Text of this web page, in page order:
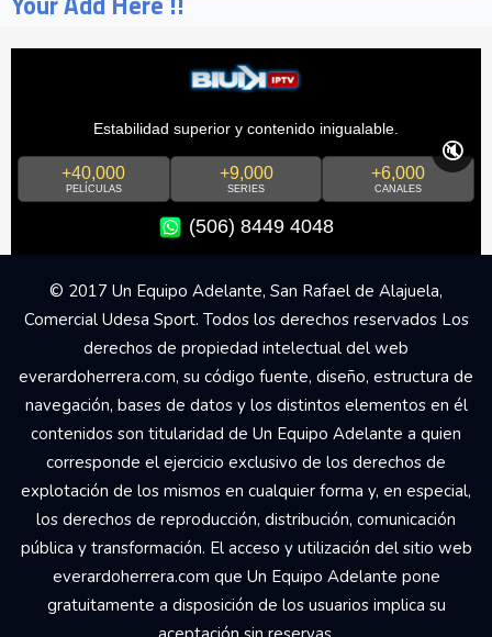
Estabilidad superior y contenido inigualable.
+40,000
PELÍCULAS
+9,000
SERIES
+6,000
CANALES
(506) 8449 4048
🔇
© 2017 Un Equipo Adelante, San Rafael de Alajuela,
Comercial Udesa Sport. Todos los derechos reservados Los
derechos de propiedad intelectual del web
everardoherrera.com, su código fuente, diseño, estructura de
navegación, bases de datos y los distintos elementos en él
contenidos son titularidad de Un Equipo Adelante a quien
corresponde el ejercicio exclusivo de los derechos de
explotación de los mismos en cualquier forma y, en especial,
los derechos de reproducción, distribución, comunicación
pública y transformación. El acceso y utilización del sitio web
everardoherrera.com que Un Equipo Adelante pone
gratuitamente a disposición de los usuarios implica su